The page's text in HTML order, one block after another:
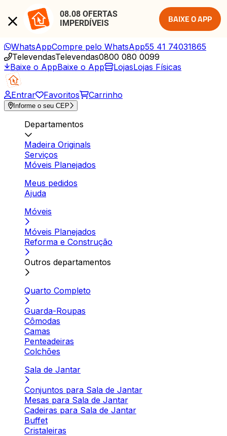
08.08 OFERTAS
IMPERDÍVEIS
BAIXE O APP
WhatsAppCompre pelo WhatsApp55 41 74031865
TelevendasTelevendas0800 080 0099
Baixe o AppBaixe o App LojasLojas Físicas
Entrar Favoritos Carrinho
Informe o seu CEP
Departamentos
Madeira Originals
Serviços
Móveis Planejados
Meus pedidos
Ajuda
Móveis
Móveis Planejados
Reforma e Construção
Outros departamentos
Quarto Completo
Guarda-Roupas
Cômodas
Camas
Penteadeiras
Colchões
Sala de Jantar
Conjuntos para Sala de Jantar
Mesas para Sala de Jantar
Cadeiras para Sala de Jantar
Buffet
Cristaleiras